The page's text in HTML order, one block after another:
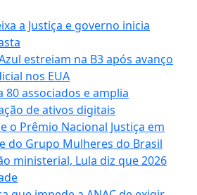
a Justiça e governo inicia
estreiam na B3 após avanço
nos EUA
80 associados e amplia
de ativos digitais
o Prêmio Nacional Justiça em
do Grupo Mulheres do Brasil
ministerial, Lula diz que 2026